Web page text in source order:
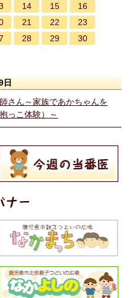
14 15
16
21 22
23
28 29
30
日
さん～家族であかちゃんを
っこ体験）～